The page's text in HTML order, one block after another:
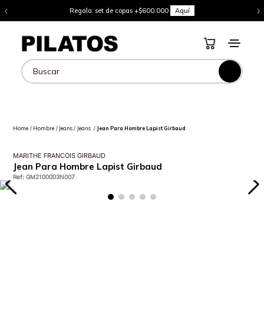
‹ Regalo: set de copas +$600.000 Aquí ›
Buscar
Hombre Jeans Jeans Jean Para Hombre Lapist Girbaud
MARITHE FRANCOIS GIRBAUD
Jean Para Hombre Lapist Girbaud
Ref:GM2100003N007